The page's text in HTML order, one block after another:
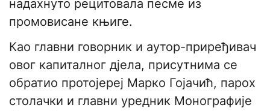
надахнуто рецитовала песме из
промовисане књиге.
Као главни говорник и аутор-приређивач
овог капиталног дјела, присутнима се
обратио протојереј Марко Гојачић, парох
столачки и главни уредник Монографије